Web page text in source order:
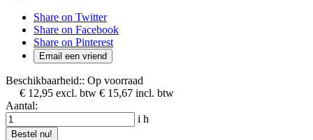
Share on Twitter
Share on Facebook
Share on Pinterest
Email een vriend
Beschikbaarheid:: Op voorraad
€ 12,95 excl. btw € 15,67 incl. btw
Aantal:
i h
Bestel nu!